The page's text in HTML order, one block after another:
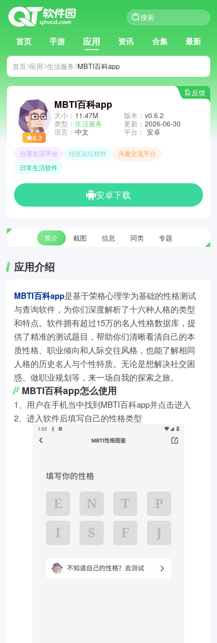
首页 手游 应用 资讯 合集 最新
首页 应用 生活服务 MBTI百科app
反馈
4.3
MBTI百科app
大小： 11.47M
类型： 生活服务
语言： 中文
版本： v0.6.2
更新： 2026-06-30
平台： 安卓
分享生活平台 社区论坛软件
兴趣交流平台
日常生活软件
安卓下载
简介 截图 信息 同类 专题
应用介绍
MBTI百科app是基于荣格心理学为基础的性格测试
与查询软件，为你们深度解析了十六种人格的类型
和特点。软件拥有超过15万的名人性格数据库，提
供了精准的测试题目，帮助你们清晰看清自己的本
质性格、职业倾向和人际交往风格，也能了解相同
人格的历史名人与个性特质。无论是想解决社交困
惑、做职业规划等，来一场自我的探索之旅。
MBTI百科app怎么使用
1、用户在手机当中找到MBTI百科app并点击进入
2、进入软件后填写自己的性格类型